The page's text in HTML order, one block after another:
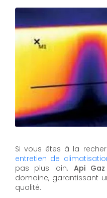
Si vous êtes à la
entretien de
pas plus loin. Api Gaz
domaine, garantissant
qualité.